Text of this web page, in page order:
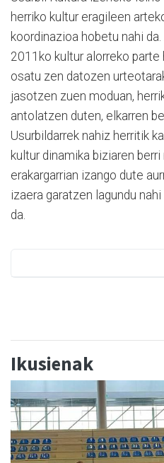
herriko kultur eragileen
koordinazioa hobetu nahi
2011ko kultur alorreko
osatu zen datozen
jasotzen zuen moduan,
antolatzen duten, elkarren
Usurbildarrek nahiz herritik
kultur dinamika biziaren
erakargarrian izango dute
izaera garatzen lagundu
da.
Ikusienak